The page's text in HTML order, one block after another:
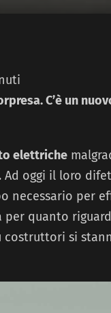
C’è un
elettriche
oggi il loro
necessario per
per quanto
costruttori si